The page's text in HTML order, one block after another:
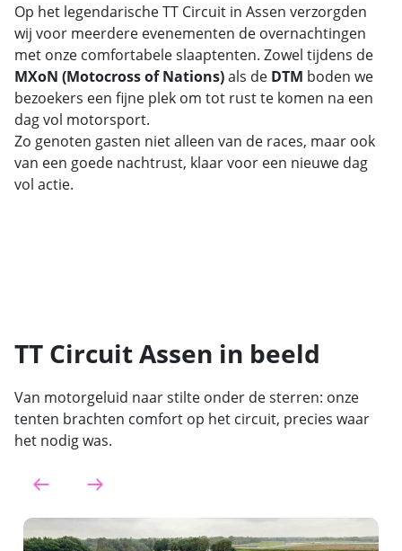
Op het legendarische TT Circuit in Assen verzorgden
wij voor meerdere evenementen de overnachtingen
met onze comfortabele slaaptenten. Zowel tijdens de
MXoN (Motocross of Nations)als de DTM boden we
bezoekers een fijne plek om tot rust te komen na een
dag vol motorsport.
Zo genoten gasten niet alleen van de races, maar ook
van een goede nachtrust, klaar voor een nieuwe dag
vol actie.
TT Circuit Assen in beeld
Van motorgeluid naar stilte onder de sterren: onze
tenten brachten comfort op het circuit, precies waar
het nodig was.